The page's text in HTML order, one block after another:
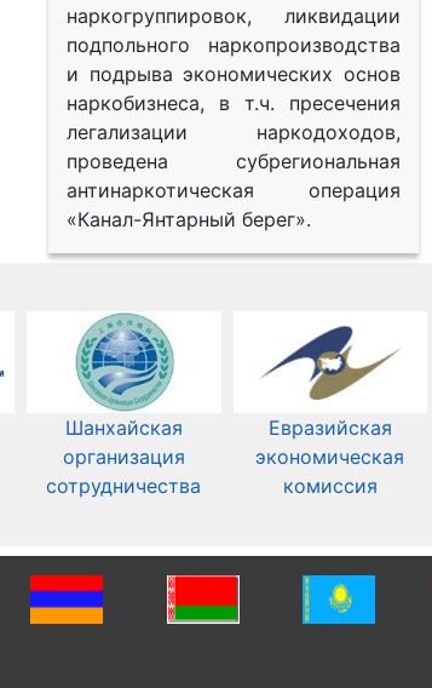
наркогруппировок, ликвидации
подпольного наркопроизводства
и подрыва экономических основ
наркобизнеса, в т.ч. пресечения
легализации наркодоходов,
проведена субрегиональная
антинаркотическая операция
«Канал-Янтарный берег».
Шанхайская
организация
сотрудничества
Евразийская
экономическая
комиссия